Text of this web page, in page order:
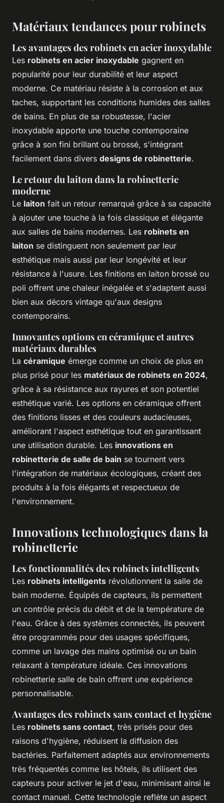
Matériaux tendances pour robinets
Les avantages des robinets en acier inoxydable
Les robinets en acier inoxydable gagnent en
popularité pour leur durabilité et leur aspect
moderne. Ce matériau résiste à la corrosion et aux
taches, supportant les conditions humides des salles
de bains. En plus de sa robustesse, l'acier
inoxydable apporte une touche contemporaine
grâce à son fini brillant ou brossé, s'intégrant
facilement dans divers designs de robinetterie.
Le retour du laiton dans la robinetterie
moderne
Le laiton fait un retour remarqué grâce à sa capacité
à ajouter une touche à la fois classique et élégante
aux salles de bains modernes. Les robinets en
laiton se distinguent non seulement par leur
esthétique mais aussi par leur longévité et leur
résistance à l'usure. Les finitions en laiton brossé ou
poli offrent une chaleur inégalée et s'adaptent aussi
bien aux décors vintage qu'aux designs
contemporains.
Innovantes options en céramique et autres
matériaux durables
La céramique émerge comme un choix de plus en
plus prisé pour les matériaux de robinets en 2024,
grâce à sa résistance aux rayures et son potentiel
esthétique varié. Les options en céramique offrent
des finitions lisses et des couleurs audacieuses,
améliorant l'aspect esthétique tout en garantissant
une utilisation durable. Les innovations en
robinetterie de salle de bain se tournent vers
l'intégration de matériaux écologiques, créant des
produits à la fois élégants et respectueux de
l'environnement.
Innovations technologiques dans la
robinetterie
Les fonctionnalités des robinets intelligents
Les robinets intelligents révolutionnent la salle de
bain moderne. Équipés de capteurs, ils permettent
un contrôle précis du débit et de la température de
l'eau. Grâce à des systèmes connectés, ils peuvent
être programmés pour des usages spécifiques,
comme un lavage des mains optimisé ou un bain
relaxant à température idéale. Ces innovations
robinetterie salle de bain offrent une expérience
personnalisable.
Avantages des robinets sans contact et hygiène
Les robinets sans contact, très prisés pour des
raisons d'hygiène, réduisent la diffusion des
bactéries. Parfaitement adaptés aux environnements
très fréquentés comme les hôtels, ils utilisent des
capteurs pour activer le jet d'eau, minimisant ainsi le
contact manuel. Cette technologie reflète un aspect